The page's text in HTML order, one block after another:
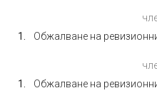
Обжалване на
Обжалване на